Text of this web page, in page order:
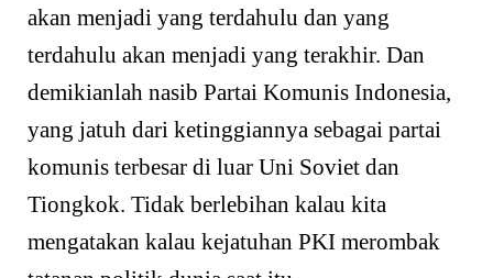
akan menjadi yang terdahulu dan yang
terdahulu akan menjadi yang terakhir. Dan
demikianlah nasib Partai Komunis Indonesia,
yang jatuh dari ketinggiannya sebagai partai
komunis terbesar di luar Uni Soviet dan
Tiongkok. Tidak berlebihan kalau kita
mengatakan kalau kejatuhan PKI merombak